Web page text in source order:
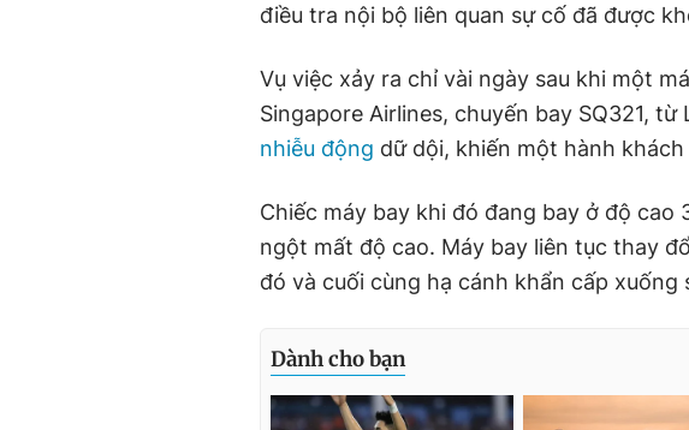
điều tra nội bộ liên quan sự cố đã được
Vụ việc xảy ra chỉ vài ngày sau khi một
Singapore Airlines, chuyến bay SQ321,
nhiễu động dữ dội, khiến một hành
Chiếc máy bay khi đó đang bay ở độ cao
ngột mất độ cao. Máy bay liên tục thay
đó và cuối cùng hạ cánh khẩn cấp xuống